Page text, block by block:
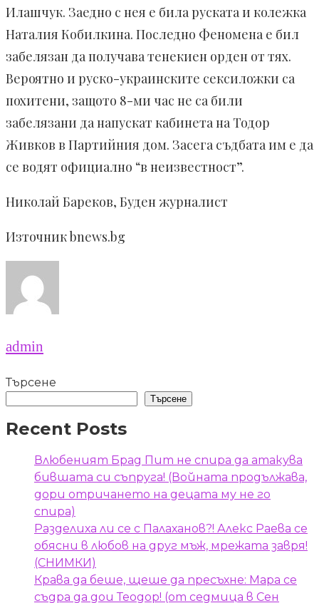
Илашчук. Заедно с нея е била руската и колежка
Наталия Кобилкина. Последно Феномена е бил
забелязан да получава тенекиен орден от тях.
Вероятно и руско-украинските сексиложки са
похитени, защото 8-ми час не са били
забелязани да напускат кабинета на Тодор
Живков в Партийния дом. Засега съдбата им е да
се водят официално “в неизвестност”.
Николай Бареков, Буден журналист
Източник bnews.bg
admin
Търсене
Търсене
Recent Posts
Влюбеният Брад Пит не спира да атакува
бившата си съпруга! (Войната продължава,
дори отричането на децата му не го
спира)
Разделиха ли се с Палаханов?! Алекс Раева се
обясни в любов на друг мъж, мрежата завря!
(СНИМКИ)
Крава да беше, щеше да пресъхне: Мара се
съдра да дои Теодор! (от седмица в Сен